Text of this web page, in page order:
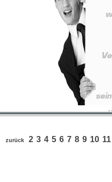
,
zurück 2 3 4 5 6 7 8 9 10 11